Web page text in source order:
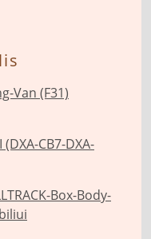
Van (F31)
CB7-DXA-
Box-Body-